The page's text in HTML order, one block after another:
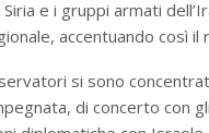
e i gruppi armati
accentuando così
si sono
di concerto con